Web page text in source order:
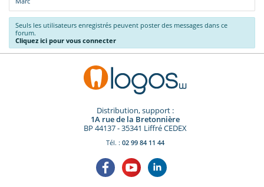
Seuls les utilisateurs enregistrés peuvent poster des messages dans ce
forum.
Cliquez ici pour vous connecter
Distribution, support :
1A rue de la Bretonnière
BP 44137 - 35341 Liffré CEDEX
Tél. : 02 99 84 11 44